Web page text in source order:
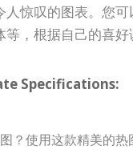
人惊叹的图表。您
，根据自己的喜好
Specifications:
？使用这款精美的热